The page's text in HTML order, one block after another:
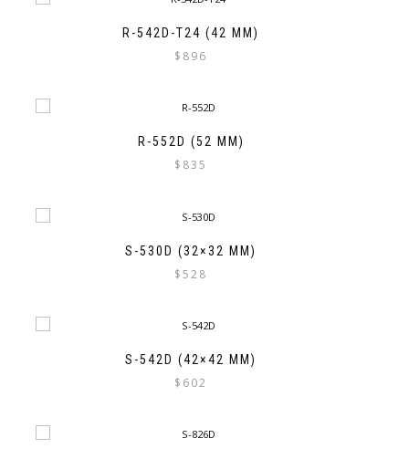
R-542D-T24 (42 MM)
$ 896
R-552D (52 MM)
$ 835
S-530D (32×32 MM)
$528
S-542D (42×42 MM)
$ 602